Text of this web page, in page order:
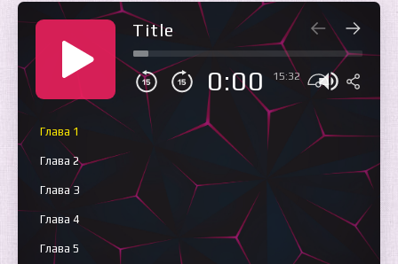
Title
0:00 15:32
Глава 1
Глава 2
Глава 3
Глава 4
Глава 5